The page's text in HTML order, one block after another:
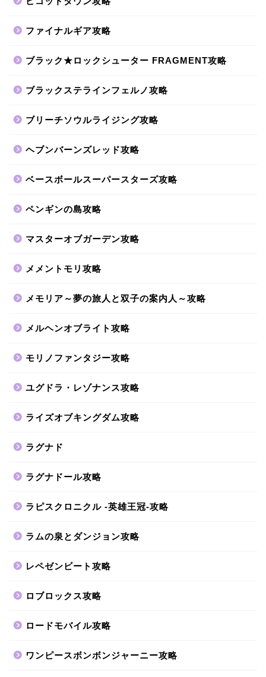
ファイナルギア攻略
ブラック★ロックシューター FRAGMENT攻略
ブラックステラインフェルノ攻略
ブリーチソウルライジング攻略
ヘブンバーンズレッド攻略
ベースボールスーパースターズ攻略
ペンギンの島攻略
マスターオブガーデン攻略
メメントモリ攻略
メモリア～夢の旅人と双子の案内人～攻略
メルヘンオブライト攻略
モリノファンタジー攻略
ユグドラ・レゾナンス攻略
ライズオブキングダム攻略
ラグナド
ラグナドール攻略
ラピスクロニクル -英雄王冠-攻略
ラムの泉とダンジョン攻略
レペゼンビート攻略
ロブロックス攻略
ロードモバイル攻略
ワンピースボンボンジャーニー攻略